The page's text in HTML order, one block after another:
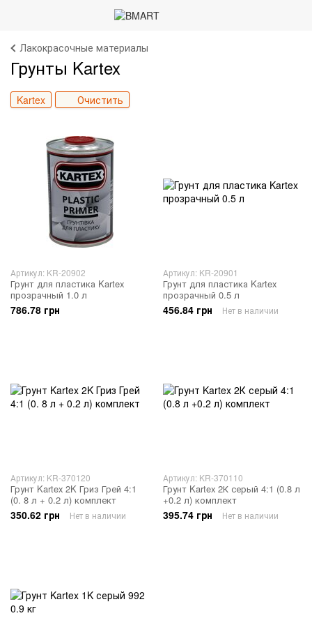
Лакокрасочные материалы
Грунты Kartex
Kartex Очистить
Артикул: KR-20902
Грунт для пластика Kartex
прозрачный 1.0 л
786.78 грн
Артикул: KR-20901
Грунт для пластика Kartex
прозрачный 0.5 л
456.84 грн Нет в наличии
Артикул: KR-370120
Грунт Kartex 2K Гриз Грей 4:1
(0. 8 л + 0.2 л) комплект
350.62 грн Нет в наличии
Артикул: KR-370110
Грунт Kartex 2К серый 4:1 (0.8 л
+0.2 л) комплект
395.74 грн Нет в наличии